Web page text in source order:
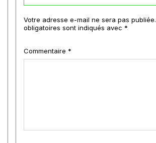
Votre adresse e-mail ne sera pas publiée.
obligatoires sont indiqués avec *
Commentaire *